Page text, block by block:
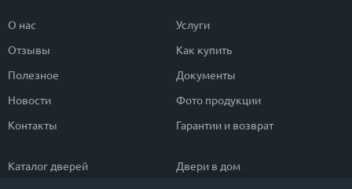
О нас
Отзывы
Полезное
Новости
Контакты
Услуги
Как купить
Документы
Фото продукции
Гарантии и возврат
Каталог дверей
Двери в дом